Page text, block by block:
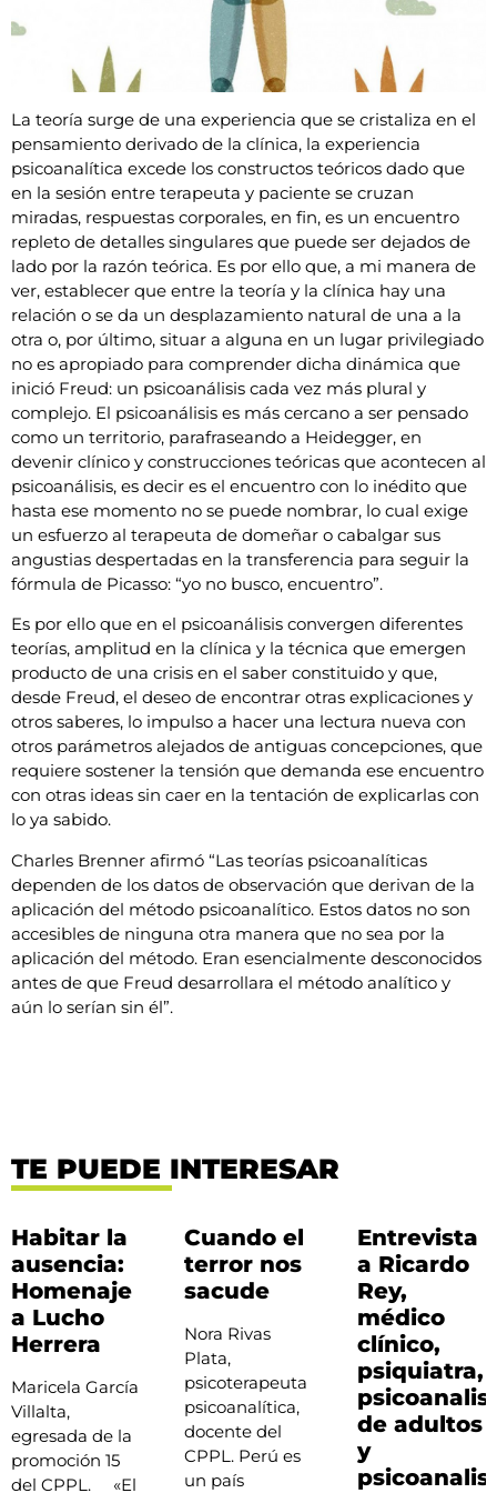
La teoría surge de una experiencia que se cristaliza en el
pensamiento derivado de la clínica, la experiencia
psicoanalítica excede los constructos teóricos dado que
en la sesión entre terapeuta y paciente se cruzan
miradas, respuestas corporales, en fin, es un encuentro
repleto de detalles singulares que puede ser dejados de
lado por la razón teórica. Es por ello que, a mi manera de
ver, establecer que entre la teoría y la clínica hay una
relación o se da un desplazamiento natural de una a la
otra o, por último, situar a alguna en un lugar privilegiado
no es apropiado para comprender dicha dinámica que
inició Freud: un psicoanálisis cada vez más plural y
complejo. El psicoanálisis es más cercano a ser pensado
como un territorio, parafraseando a Heidegger, en
devenir clínico y construcciones teóricas que acontecen al
psicoanálisis, es decir es el encuentro con lo inédito que
hasta ese momento no se puede nombrar, lo cual exige
un esfuerzo al terapeuta de domeñar o cabalgar sus
angustias despertadas en la transferencia para seguir la
fórmula de Picasso: “yo no busco, encuentro”.
Es por ello que en el psicoanálisis convergen diferentes
teorías, amplitud en la clínica y la técnica que emergen
producto de una crisis en el saber constituido y que,
desde Freud, el deseo de encontrar otras explicaciones y
otros saberes, lo impulso a hacer una lectura nueva con
otros parámetros alejados de antiguas concepciones, que
requiere sostener la tensión que demanda ese encuentro
con otras ideas sin caer en la tentación de explicarlas con
lo ya sabido.
Charles Brenner afirmó “Las teorías psicoanalíticas
dependen de los datos de observación que derivan de la
aplicación del método psicoanalítico. Estos datos no son
accesibles de ninguna otra manera que no sea por la
aplicación del método. Eran esencialmente desconocidos
antes de que Freud desarrollara el método analítico y
aún lo serían sin él”.
TE PUEDE INTERESAR
Habitar la
ausencia:
Homenaje
a Lucho
Herrera
Maricela García
Villalta,
egresada de la
promoción 15
del CPPL. «El
Cuando el
terror nos
sacude
Nora Rivas
Plata,
psicoterapeuta
psicoanalítica,
docente del
CPPL. Perú es
un país
Entrevista
a Ricardo
Rey,
médico
clínico,
psiquiatra,
de adultos
y